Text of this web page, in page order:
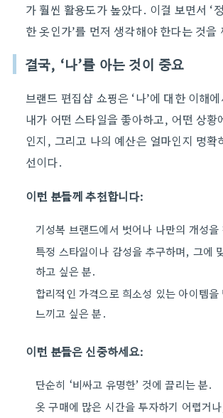
가 훨씬 활용도가 높았다. 이걸 보면서 ‘
한 옷인가’를 먼저 생각해야 한다는 것을
결국, ‘나’를 아는 것이 중요
브랜드 편집샵 쇼핑은 ‘나’에 대한 이해
내가 어떤 스타일을 좋아하고, 어떤 상황
인지, 그리고 나의 예산은 얼마인지 명확
선이다.
이런 분들께 추천합니다:
기성복 브랜드에서 벗어나 나만의 개성
특정 스타일이나 감성을 추구하며, 그에
하고 싶은 분.
합리적인 가격으로 희소성 있는 아이템
느끼고 싶은 분.
이런 분들은 신중하세요:
단순히 ‘비싸고 유명한’ 것에 끌리는 분.
옷 구매에 많은 시간을 투자하기 어렵거